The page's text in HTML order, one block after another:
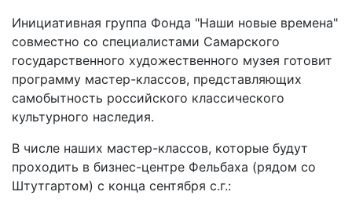
Инициативная группа Фонда "Наши новые времена"
совместно со специалистами Самарского
государственного художественного музея готовит
программу мастер-классов, представляющих
самобытность российского классического
культурного наследия.
В числе наших мастер-классов, которые будут
проходить в бизнес-центре Фельбаха (рядом со
Штутгартом) с конца сентября с.г.: